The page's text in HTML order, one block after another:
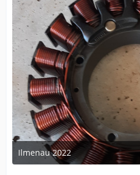
Ilmenau 2022
25. Juli 2022 um 08:02